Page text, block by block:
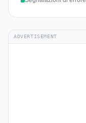
ADVERTISEMENT